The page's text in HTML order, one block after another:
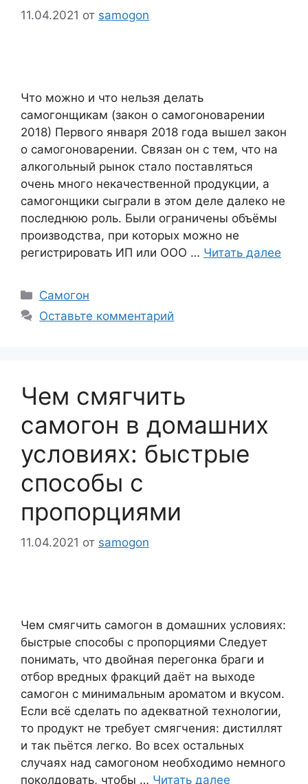
11.04.2021 от samogon
Что можно и что нельзя делать
самогонщикам (закон о самогоноварении
2018) Первого января 2018 года вышел закон
о самогоноварении. Связан он с тем, что на
алкогольный рынок стало поставляться
очень много некачественной продукции, а
самогонщики сыграли в этом деле далеко не
последнюю роль. Были ограничены объёмы
производства, при которых можно не
регистрировать ИП или ООО … Читать далее
Рубрики
Самогон
Оставьте комментарий
Чем смягчить
самогон в домашних
условиях: быстрые
способы с
пропорциями
11.04.2021 от samogon
Чем смягчить самогон в домашних условиях:
быстрые способы с пропорциями Следует
понимать, что двойная перегонка браги и
отбор вредных фракций даёт на выходе
самогон с минимальным ароматом и вкусом.
Если всё сделать по адекватной технологии,
то продукт не требует смягчения: дистиллят
и так пьётся легко. Во всех остальных
случаях над самогоном необходимо немного
поколдовать, чтобы … Читать далее